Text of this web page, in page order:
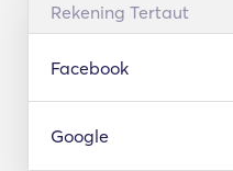
Rekening Tertaut
Facebook
Google